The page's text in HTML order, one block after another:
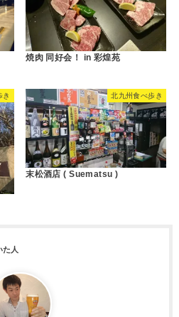
焼肉 同好会！ in 彩煌苑
き 北九州食べ歩き
末松酒店 ( Suematsu )